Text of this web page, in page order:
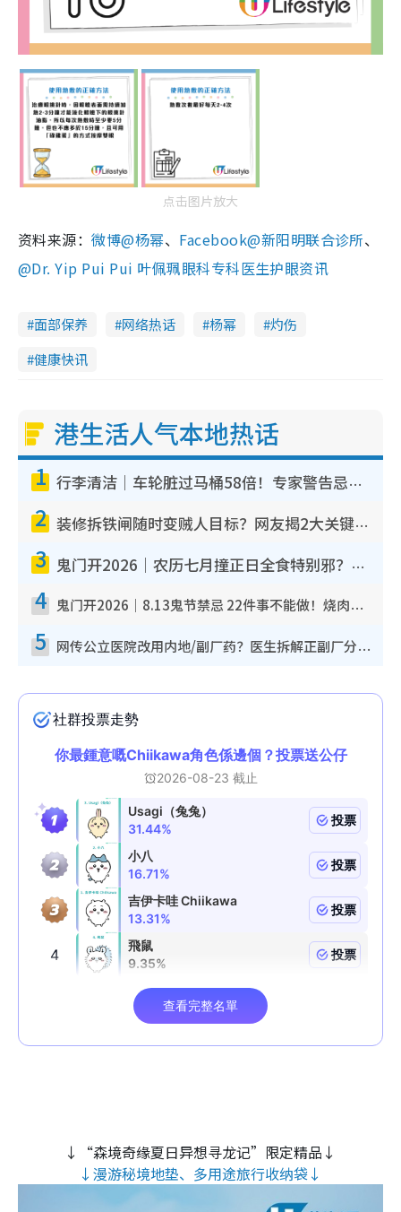
点击图片放大
资料来源：微博@杨幂、 Facebook@新阳明联合诊所、
@Dr. Yip Pui Pui 叶佩珮眼科专科医生护眼资讯
面部保养 网络热话 杨幂
灼伤
健康快讯
港生活人气本地热话
1 行李清洁｜车轮脏过马桶58倍！专家警告忌用酒精擦 教1招免脏手除菌
2 装修拆铁闸随时变贼人目标？网友揭2大关键用途：装新款等于白装？附新旧铁闸分别
3 鬼门开2026｜农历七月撞正日全食特别邪？专家警告切忌做一事！揭4大禁忌+2招保平安
4 鬼门开2026｜8.13鬼节禁忌 22件事不能做！烧肉、刺身要少食？半夜勿吹口哨/打给个电话
5 网传公立医院改用内地/副厂药？医生拆解正副厂分别，揭4类人换药随时出事
↓“森境奇缘夏日异想寻龙记”限定精品↓
↓漫游秘境地垫、多用途旅行收纳袋↓